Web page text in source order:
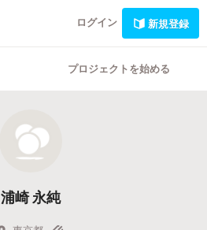
ログイン 新規登録
プロジェクトを始める
浦崎 永純